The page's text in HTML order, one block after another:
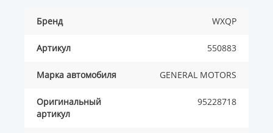
Бренд WXQP
Артикул 550883
Марка автомобиля GENERAL MOTORS
Оригинальный
артикул
95228718